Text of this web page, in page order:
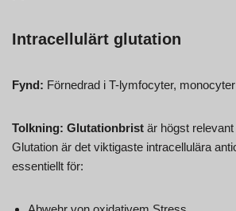
Intracellulärt glutation
Fynd: Förnedrad i T-lymfocyter,
Tolkning: Glutationbrist är högst
Glutation är det viktigaste intracellulära
essentiellt för: